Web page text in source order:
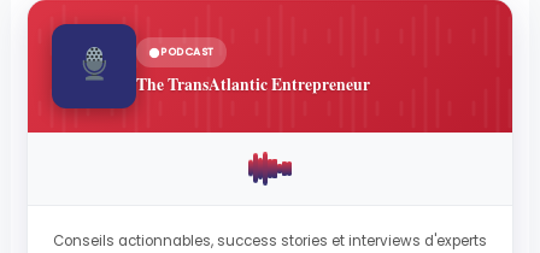
PODCAST
The TransAtlantic Entrepreneur
Conseils actionnables, success stories et interviews d'experts